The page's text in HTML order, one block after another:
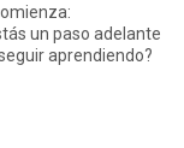
un paso adelante
aprendiendo?